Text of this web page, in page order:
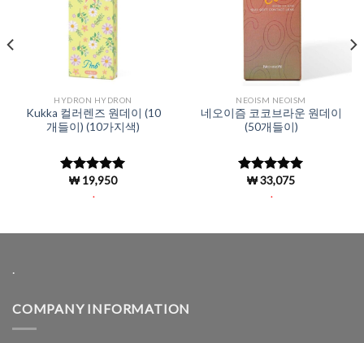
HYDRON HYDRON
Kukka 컬러렌즈 원데이 (10
개들이) (10가지색)
5 중에서
로 평
₩19,950
.
NEOISM NEOISM
네오이즘 코코브라운 원데이
(50개들이)
5 중에서
로 평
₩33,075
.
.
COMPANY INFORMATION